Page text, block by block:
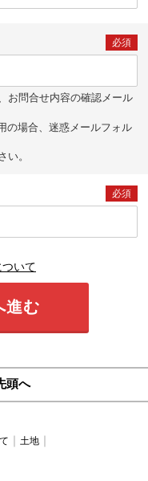
必須
お問合せ内容の確認メール
の場合、迷惑メールフォル
い。
必須
いて
進む
頭へ
土地